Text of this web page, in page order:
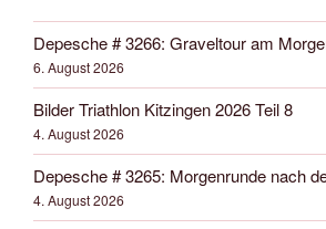
Depesche # 3266: Graveltour am
6. August 2026
Bilder Triathlon Kitzingen 2026 Teil 8
4. August 2026
Depesche # 3265: Morgenrunde nach
4. August 2026